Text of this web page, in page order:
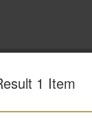
1 Item